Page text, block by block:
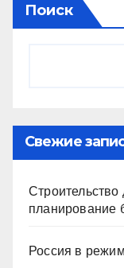
Поиск
Свежие
планирование
Россия в